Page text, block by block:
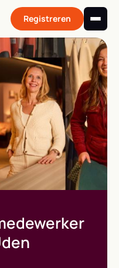
Registreren